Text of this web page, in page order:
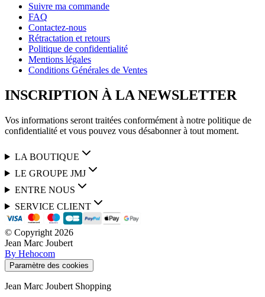
Suivre ma commande
FAQ
Contactez-nous
Rétractation et retours
Politique de confidentialité
Mentions légales
Conditions Générales de Ventes
INSCRIPTION À LA NEWSLETTER
Vos informations seront traitées conformément à notre politique de
confidentialité et vous pouvez vous désabonner à tout moment.
LA BOUTIQUE
LE GROUPE JMJ
ENTRE NOUS
SERVICE CLIENT
© Copyright 2026
Jean Marc Joubert
By Hehocom
Paramètre des cookies
Jean Marc Joubert Shopping